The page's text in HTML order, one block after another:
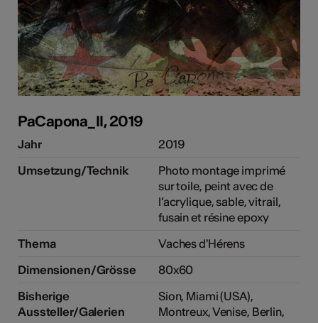
PaCapona_II, 2019
Jahr
2019
Umsetzung/Technik
Photo montage imprimé
sur toile, peint avec de
l’acrylique, sable, vitrail,
fusain et résine epoxy
Thema
Vaches d'Hérens
Dimensionen/Grösse
80x60
Bisherige
Aussteller/Galerien
Sion, Miami (USA),
Montreux, Venise, Berlin,